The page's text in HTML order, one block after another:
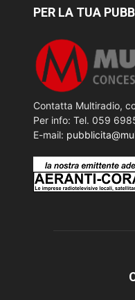
PER LA TUA
Contatta Multiradio,
Per info: Tel. 059
E-mail: